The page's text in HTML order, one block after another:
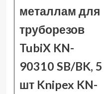
металлам для
труборезов
TubiX KN-
90310 SB/BK, 5
шт Knipex KN-